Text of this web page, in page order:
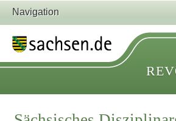
Navigation